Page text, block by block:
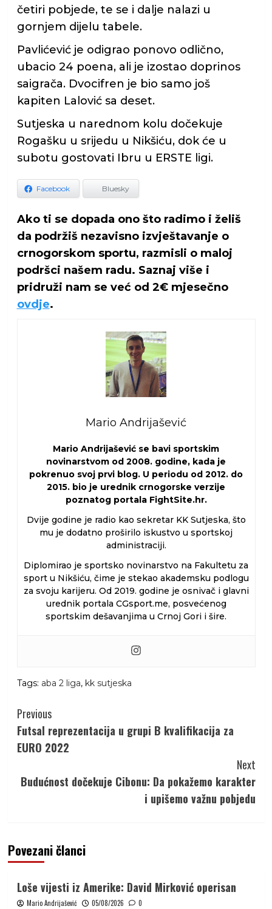
četiri pobjede, te se i dalje nalazi u
gornjem dijelu tabele.
Pavlićević je odigrao ponovo odlično,
ubacio 24 poena, ali je izostao doprinos
saigrača. Dvocifren je bio samo još
kapiten Lalović sa deset.
Sutjeska u narednom kolu dočekuje
Rogašku u srijedu u Nikšiću, dok će u
subotu gostovati Ibru u ERSTE ligi.
Facebook Bluesky
Ako ti se dopada ono što radimo i želiš
da podržiš nezavisno izvještavanje o
crnogorskom sportu, razmisli o maloj
podršci našem radu. Saznaj više i
pridruži nam se već od 2€ mjesečno
ovdje.
Mario Andrijašević
Mario Andrijašević se bavi sportskim
novinarstvom od 2008. godine, kada je
pokrenuo svoj prvi blog. U periodu od 2012. do
2015. bio je urednik crnogorske verzije
poznatog portala FightSite.hr.
Dvije godine je radio kao sekretar KK Sutjeska, što
mu je dodatno proširilo iskustvo u sportskoj
administraciji.
Diplomirao je sportsko novinarstvo na Fakultetu za
sport u Nikšiću, čime je stekao akademsku podlogu
za svoju karijeru. Od 2019. godine je osnivač i glavni
urednik portala CGsport.me, posvećenog
sportskim dešavanjima u Crnoj Gori i šire.
Tags: aba 2 liga, kk sutjeska
Continue
Reading
Previous
Futsal reprezentacija u grupi B kvalifikacija za
EURO 2022
Next
Budućnost dočekuje Cibonu: Da pokažemo karakter
i upišemo važnu pobjedu
Povezani članci
Loše vijesti iz Amerike: David Mirković operisan
Mario Andrijašević 05/08/2026 0